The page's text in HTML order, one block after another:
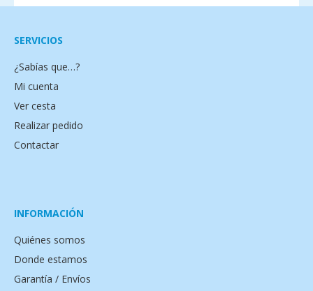
SERVICIOS
¿Sabías que…?
Mi cuenta
Ver cesta
Realizar pedido
Contactar
INFORMACIÓN
Quiénes somos
Donde estamos
Garantía / Envíos